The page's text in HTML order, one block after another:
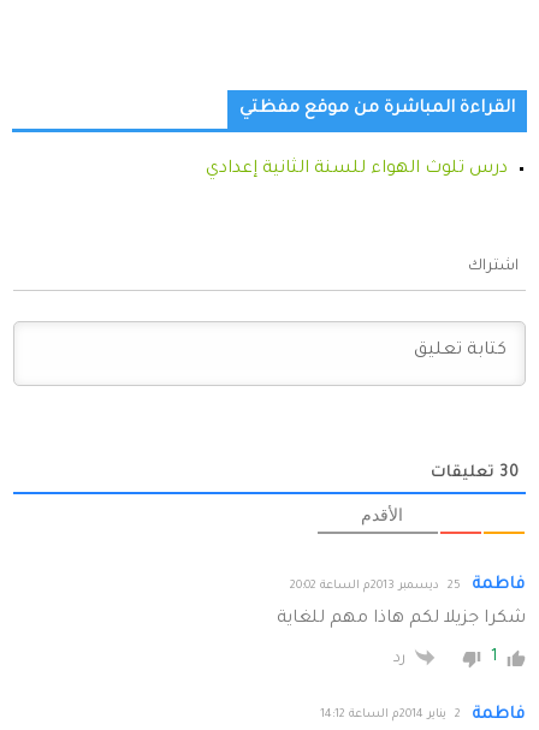
القراءة المباشرة من موقع مفظتي
درس تلوث الهواء للسنة الثانية إعدادي
اشتراك
30 تعليقات
الأقدم
فاطمة 25 ديسمبر 2013م الساعة 20:02
شكرا جزيلا لكم هاذا مهم للغاية
1 رد
فاطمة 2 يناير 2014م الساعة 14:12